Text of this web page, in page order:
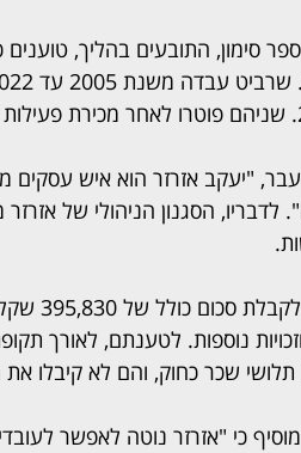
סימון, התובעים בהליך,
"יעקב אזרזר הוא איש עסקים
הסגנון הניהולי של
נוספות. לטענתם,
שכר כחוק, והם לא קיבלו את
כי "אזרזר נוטה לאפשר